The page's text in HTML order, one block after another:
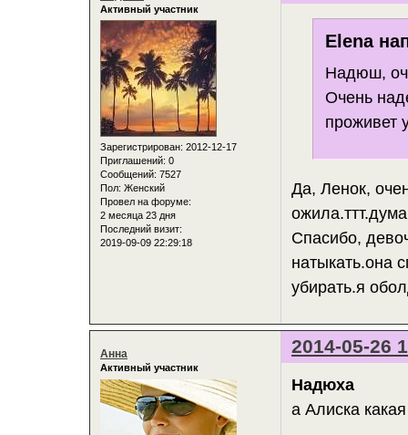
Активный участник
Зарегистрирован: 2012-12-17
Приглашений: 0
Сообщений: 7527
Пол: Женский
Провел на форуме:
2 месяца 23 дня
Последний визит:
2019-09-09 22:29:18
Elena
Надюш,
Очень
проживет
Да, Ленок,
Спасибо,
натыкать.она
убирать.я
2014-05-26
Анна
Активный участник
Надюха
а Алиска